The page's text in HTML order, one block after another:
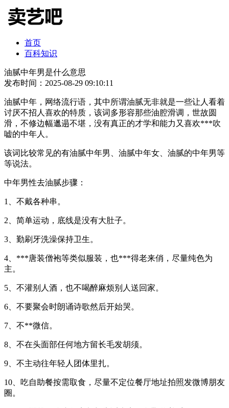
首页
百科知识
油腻中年男是什么意思
发布时间：2025-08-29 09:10:11
油腻中年，网络流行语，其中所谓油腻无非就是一些让人看着
讨厌不招人喜欢的特质，该词多形容那些油腔滑调，世故圆
滑，不修边幅邋遢不堪，没有真正的才学和能力又喜欢***吹
嘘的中年人。
该词比较常见的有油腻中年男、油腻中年女、油腻的中年男等
等说法。
中年男性去油腻步骤：
1、不戴各种串。
2、简单运动，底线是没有大肚子。
3、勤刷牙洗澡保持卫生。
4、***唐装僧袍等类似服装，也***得老来俏，尽量纯色为
主。
5、不灌别人酒，也不喝醉麻烦别人送回家。
6、不要聚会时朗诵诗歌然后开始哭。
7、不**微信。
8、不在头面部任何地方留长毛发胡须。
9、不主动往年轻人团体里扎。
10、吃自助餐按需取食，尽量不定位餐厅地址拍照发微博朋友
圈。